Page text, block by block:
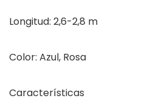
Longitud: 2,6-2,8 m
Color: Azul, Rosa
Características